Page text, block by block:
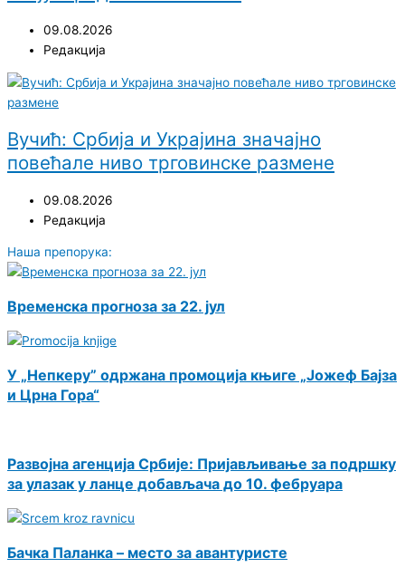
09.08.2026
Редакција
Вучић: Србија и Украјина значајно
повећале ниво трговинске размене
09.08.2026
Редакција
Наша препорука:
Временска прогноза за 22. јул
У „Непкеру” одржана промоција књиге „Јожеф Бајза
и Црна Гора“
Развојна агенција Србије: Пријављивање за подршку
за улазак у ланце добављача до 10. фебруара
Бачка Паланка – место за авантуристе